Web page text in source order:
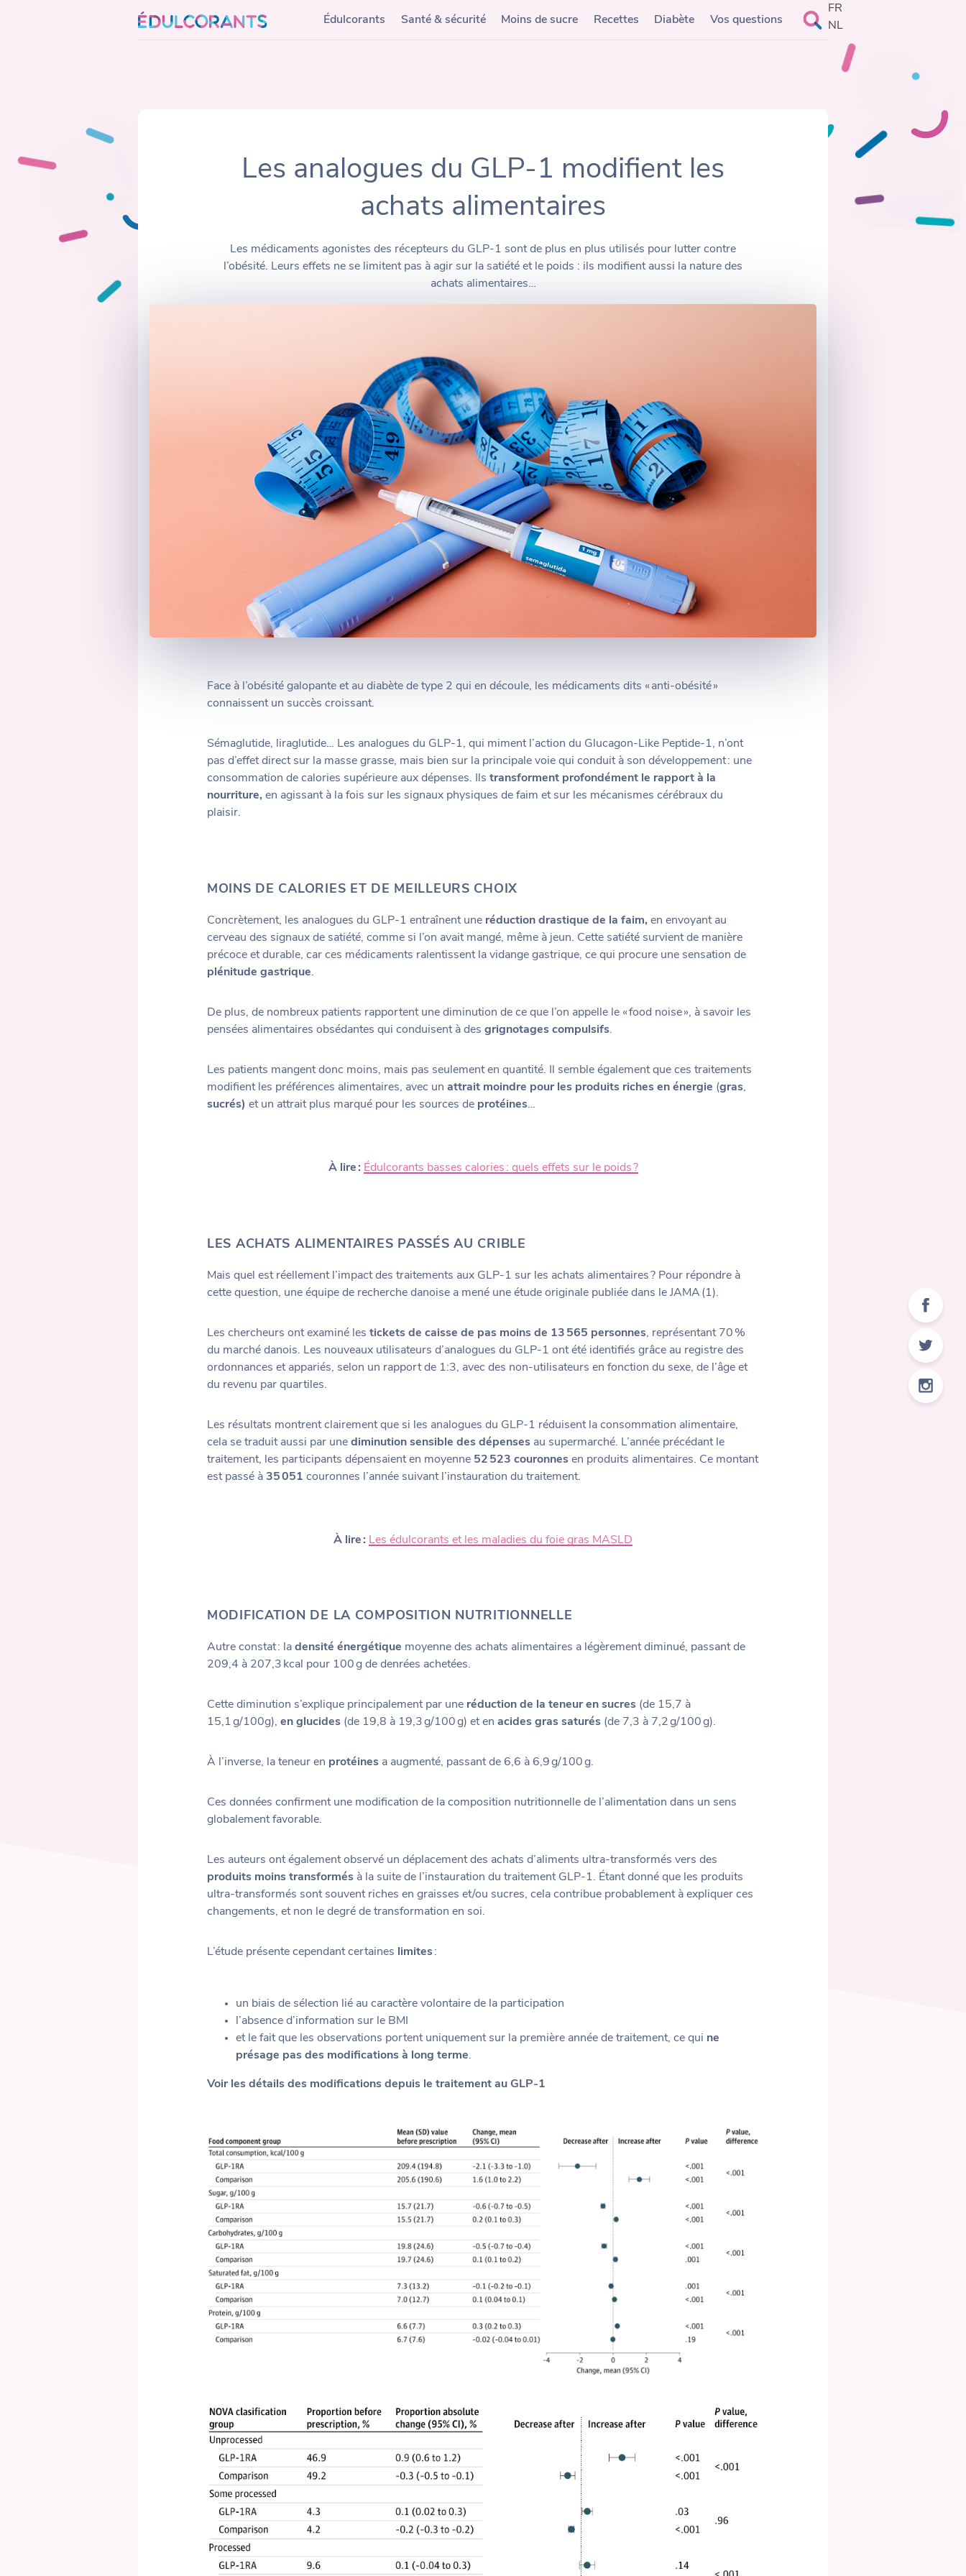
to
content
Édulcorants Santé & sécurité Moins de sucre Recettes Diabète Vos questions
Rechercher :
FR
NL
Les analogues du GLP-1 modifient les
achats alimentaires
Les médicaments agonistes des récepteurs du GLP-1 sont de plus en plus utilisés pour lutter contre
l’obésité. Leurs effets ne se limitent pas à agir sur la satiété et le poids : ils modifient aussi la nature des
achats alimentaires…
Face à l’obésité galopante et au diabète de type 2 qui en découle, les médicaments dits « anti-obésité »
connaissent un succès croissant.
Sémaglutide, liraglutide… Les analogues du GLP-1, qui miment l’action du Glucagon-Like Peptide-1, n’ont
pas d’effet direct sur la masse grasse, mais bien sur la principale voie qui conduit à son développement : une
consommation de calories supérieure aux dépenses. Ils transforment profondément le rapport à la
nourriture, en agissant à la fois sur les signaux physiques de faim et sur les mécanismes cérébraux du
plaisir.
MOINS DE CALORIES ET DE MEILLEURS CHOIX
Concrètement, les analogues du GLP-1 entraînent une réduction drastique de la faim, en envoyant au
cerveau des signaux de satiété, comme si l’on avait mangé, même à jeun. Cette satiété survient de manière
précoce et durable, car ces médicaments ralentissent la vidange gastrique, ce qui procure une sensation de
plénitude gastrique.
De plus, de nombreux patients rapportent une diminution de ce que l’on appelle le « food noise », à savoir les
pensées alimentaires obsédantes qui conduisent à des grignotages compulsifs.
Les patients mangent donc moins, mais pas seulement en quantité. Il semble également que ces traitements
modifient les préférences alimentaires, avec un attrait moindre pour les produits riches en énergie (gras,
sucrés) et un attrait plus marqué pour les sources de protéines…
À lire : Édulcorants basses calories : quels effets sur le poids ?
LES ACHATS ALIMENTAIRES PASSÉS AU CRIBLE
Mais quel est réellement l’impact des traitements aux GLP-1 sur les achats alimentaires ? Pour répondre à
cette question, une équipe de recherche danoise a mené une étude originale publiée dans le JAMA (1).
Les chercheurs ont examiné les tickets de caisse de pas moins de 13 565 personnes, représentant 70 %
du marché danois. Les nouveaux utilisateurs d’analogues du GLP-1 ont été identifiés grâce au registre des
ordonnances et appariés, selon un rapport de 1:3, avec des non-utilisateurs en fonction du sexe, de l’âge et
du revenu par quartiles.
Les résultats montrent clairement que si les analogues du GLP-1 réduisent la consommation alimentaire,
cela se traduit aussi par une diminution sensible des dépenses au supermarché. L’année précédant le
traitement, les participants dépensaient en moyenne 52 523 couronnes en produits alimentaires. Ce montant
est passé à 35 051 couronnes l’année suivant l’instauration du traitement.
À lire : Les édulcorants et les maladies du foie gras MASLD
MODIFICATION DE LA COMPOSITION NUTRITIONNELLE
Autre constat : la densité énergétique moyenne des achats alimentaires a légèrement diminué, passant de
209,4 à 207,3 kcal pour 100 g de denrées achetées.
Cette diminution s’explique principalement par une réduction de la teneur en sucres (de 15,7 à
15,1 g/100g), en glucides (de 19,8 à 19,3 g/100 g) et en acides gras saturés (de 7,3 à 7,2 g/100 g).
À l’inverse, la teneur en protéines a augmenté, passant de 6,6 à 6,9 g/100 g.
Ces données confirment une modification de la composition nutritionnelle de l’alimentation dans un sens
globalement favorable.
Les auteurs ont également observé un déplacement des achats d’aliments ultra-transformés vers des
produits moins transformés à la suite de l’instauration du traitement GLP-1. Étant donné que les produits
ultra-transformés sont souvent riches en graisses et/ou sucres, cela contribue probablement à expliquer ces
changements, et non le degré de transformation en soi.
L’étude présente cependant certaines limites :
un biais de sélection lié au caractère volontaire de la participation
l’absence d’information sur le BMI
et le fait que les observations portent uniquement sur la première année de traitement, ce qui ne
présage pas des modifications à long terme.
Voir les détails des modifications depuis le traitement au GLP-1